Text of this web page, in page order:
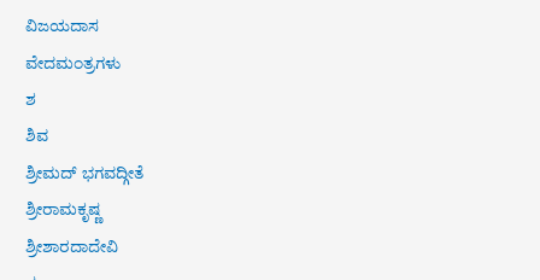
ವಿಜಯದಾಸ
ವೇದಮಂತ್ರಗಳು
ಶ
ಶಿವ
ಶ್ರೀಮದ್ ಭಗವದ್ಗೀತೆ
ಶ್ರೀರಾಮಕೃಷ್ಣ
ಶ್ರೀಶಾರದಾದೇವಿ